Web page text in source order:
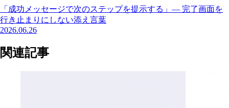
「成功メッセージで次のステップを提示する」— 完了画面を
行き止まりにしない添え言葉
2026.06.26
関連記事